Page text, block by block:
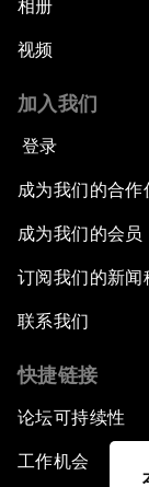
相册
视频
加入我们
登录
成为我们的合作
成为我们的会员
订阅我们的新闻
联系我们
快捷链接
论坛可持续性
工作机会